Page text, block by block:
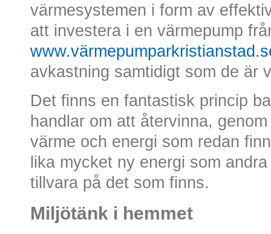
värmesystemen i form av
att investera i en värmepump
avkastning samtidigt som de är
Det finns en fantastisk princip
handlar om att återvinna,
värme och energi som redan
lika mycket ny energi som
tillvara på det som finns.
Miljötänk i hemmet